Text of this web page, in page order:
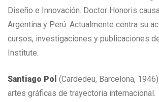
Diseño e Innovación. Doctor Honoris
Argentina y Perú. Actualmente centra su
cursos, investigaciones y publicaciones
Institute.
Santiago Pol (Cardedeu, Barcelona,
artes gráficas de trayectoria